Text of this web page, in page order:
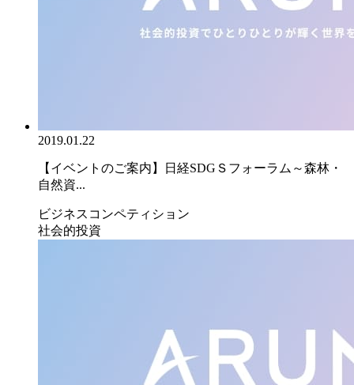
2019.01.22
【イベントのご案内】日経SDGＳフォーラム～森林・
自然資...
ビジネスコンペティション
社会的投資